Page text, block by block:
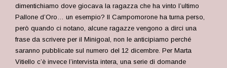
dimentichiamo dove giocava la ragazza che ha vinto l’ultimo
Pallone d’Oro… un esempio? Il Campomorone ha turna perso,
però quando ci notano, alcune ragazze vengono a dirci una
frase da scrivere per il Minigoal, non le anticipiamo perché
saranno pubblicate sul numero del 12 dicembre. Per Marta
Vitiello c’è invece l’intervista intera, una serie di domande